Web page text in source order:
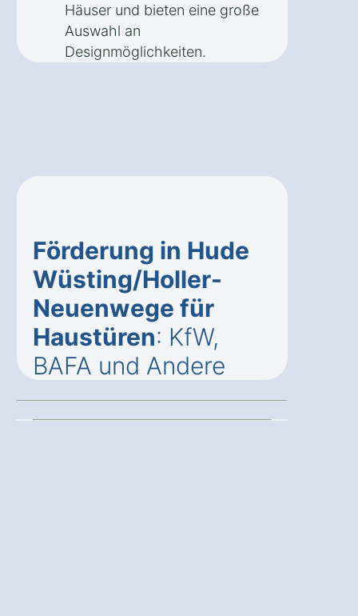
Häuser und bieten eine große
Auswahl an
Designmöglichkeiten.
Förderung in Hude
Wüsting/Holler-
Neuenwege für
Haustüren: KfW,
BAFA und Andere